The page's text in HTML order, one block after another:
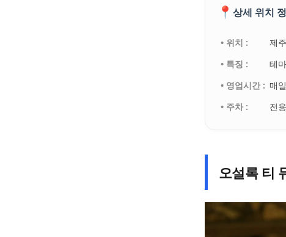
📍 상세 위치
• 위치 : 제
• 특징 :
테
• 영업시간 : 매
• 주차 :
전
오설록 티